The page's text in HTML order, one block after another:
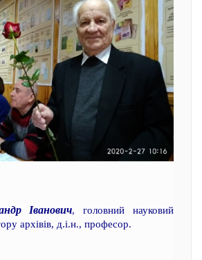
Іванович, головний науковий
архівів, д.і.н., професор.